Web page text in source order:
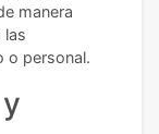
manera
las
o personal.